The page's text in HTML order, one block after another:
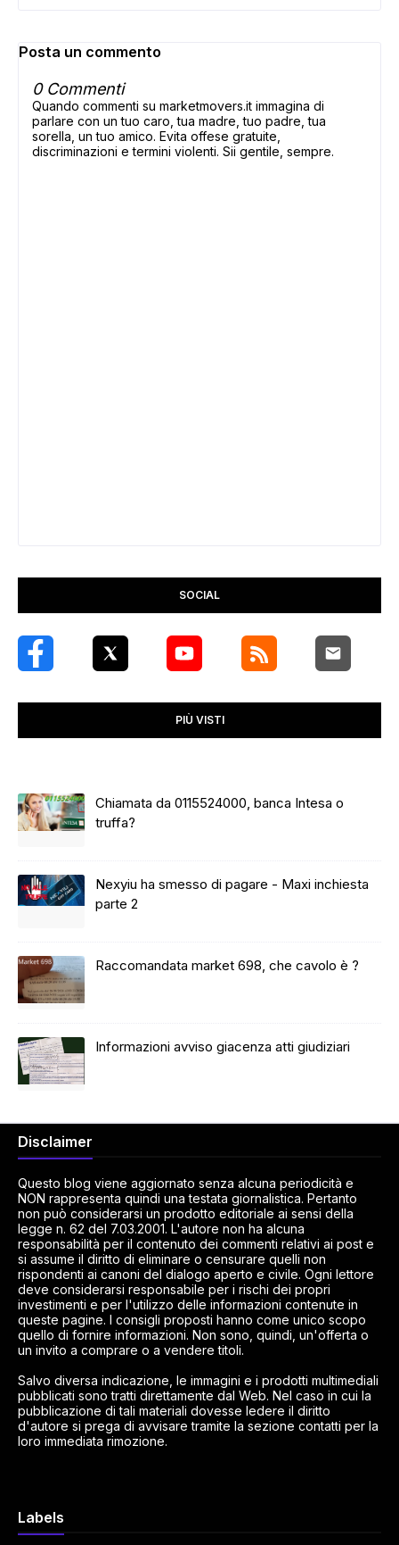
Posta un commento
0 Commenti
Quando commenti su marketmovers.it immagina di
parlare con un tuo caro, tua madre, tuo padre, tua
sorella, un tuo amico. Evita offese gratuite,
discriminazioni e termini violenti. Sii gentile, sempre.
SOCIAL
PIÙ VISTI
Chiamata da 0115524000, banca Intesa o
truffa?
Nexyiu ha smesso di pagare - Maxi inchiesta
parte 2
Raccomandata market 698, che cavolo è ?
Informazioni avviso giacenza atti giudiziari
Disclaimer
Questo blog viene aggiornato senza alcuna periodicità e
NON rappresenta quindi una testata giornalistica. Pertanto
non può considerarsi un prodotto editoriale ai sensi della
legge n. 62 del 7.03.2001. L'autore non ha alcuna
responsabilità per il contenuto dei commenti relativi ai post e
si assume il diritto di eliminare o censurare quelli non
rispondenti ai canoni del dialogo aperto e civile. Ogni lettore
deve considerarsi responsabile per i rischi dei propri
investimenti e per l'utilizzo delle informazioni contenute in
queste pagine. I consigli proposti hanno come unico scopo
quello di fornire informazioni. Non sono, quindi, un'offerta o
un invito a comprare o a vendere titoli.
Salvo diversa indicazione, le immagini e i prodotti multimediali
pubblicati sono tratti direttamente dal Web. Nel caso in cui la
pubblicazione di tali materiali dovesse ledere il diritto
d'autore si prega di avvisare tramite la sezione contatti per la
loro immediata rimozione.
Labels